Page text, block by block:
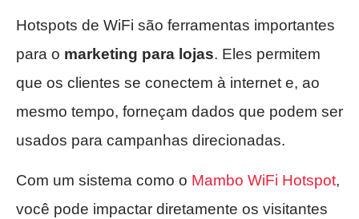
Hotspots de WiFi são ferramentas importantes
para o marketing para lojas. Eles permitem
que os clientes se conectem à internet e, ao
mesmo tempo, forneçam dados que podem ser
usados para campanhas direcionadas.
Com um sistema como o Mambo WiFi Hotspot,
você pode impactar diretamente os visitantes